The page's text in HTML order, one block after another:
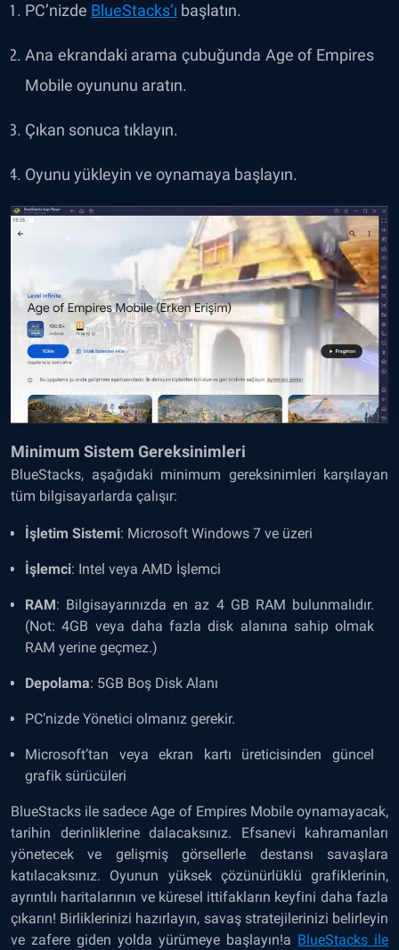
PC’nizde BlueStacks’ı başlatın.
Ana ekrandaki arama çubuğunda Age of Empires
Mobile oyununu aratın.
Çıkan sonuca tıklayın.
Oyunu yükleyin ve oynamaya başlayın.
Minimum Sistem Gereksinimleri
BlueStacks, aşağıdaki minimum gereksinimleri karşılayan
tüm bilgisayarlarda çalışır:
İşletim Sistemi: Microsoft Windows 7 ve üzeri
İşlemci: Intel veya AMD İşlemci
RAM: Bilgisayarınızda en az 4 GB RAM bulunmalıdır.
(Not: 4GB veya daha fazla disk alanına sahip olmak
RAM yerine geçmez.)
Depolama: 5GB Boş Disk Alanı
PC’nizde Yönetici olmanız gerekir.
Microsoft’tan veya ekran kartı üreticisinden güncel
grafik sürücüleri
BlueStacks ile sadece Age of Empires Mobile oynamayacak,
tarihin derinliklerine dalacaksınız. Efsanevi kahramanları
yönetecek ve gelişmiş görsellerle destansı savaşlara
katılacaksınız. Oyunun yüksek çözünürlüklü grafiklerinin,
ayrıntılı haritalarının ve küresel ittifakların keyfini daha fazla
çıkarın! Birliklerinizi hazırlayın, savaş stratejilerinizi belirleyin
ve zafere giden yolda yürümeye başlayın!a BlueStacks ile